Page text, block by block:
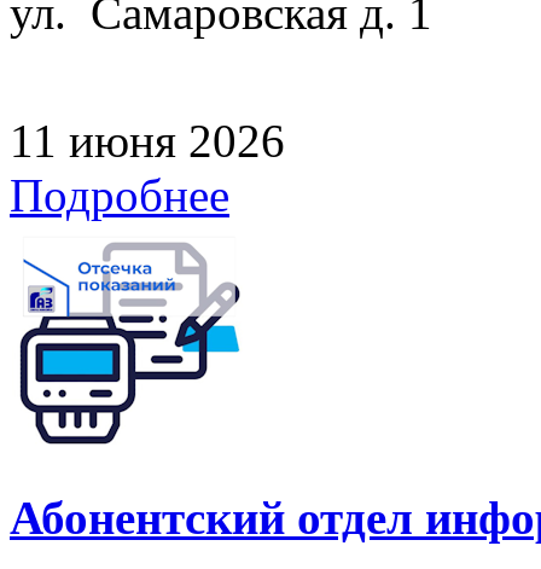
ул. Самаровская д. 1
11 июня 2026
Подробнее
Абонентский отдел